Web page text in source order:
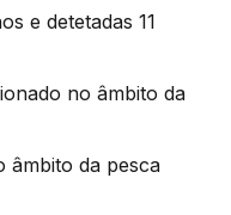
e detetadas 11
no âmbito da
âmbito da pesca